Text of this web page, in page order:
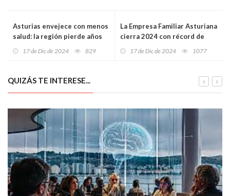
Asturias envejece con menos
salud: la región pierde años
17 de Dic de 2024 829
La Empresa Familiar Asturiana
cierra 2024 con récord de
17 de Dic de 2024 1077
QUIZÁS TE INTERESE...